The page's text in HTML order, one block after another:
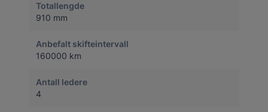
Totallengde
910 mm
Anbefalt skifteintervall
160000 km
Antall ledere
4